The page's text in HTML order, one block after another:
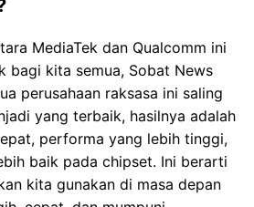
MediaTek dan Qualcomm ini
bagi kita semua, Sobat News
perusahaan raksasa ini saling
yang terbaik, hasilnya adalah
performa yang lebih tinggi,
baik pada chipset. Ini berarti
kita gunakan di masa depan